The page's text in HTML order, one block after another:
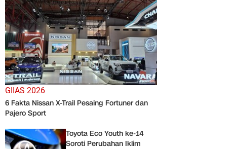
GIIAS 2026
6 Fakta Nissan X-Trail Pesaing Fortuner dan
Pajero Sport
Toyota Eco Youth ke-14
Soroti Perubahan Iklim